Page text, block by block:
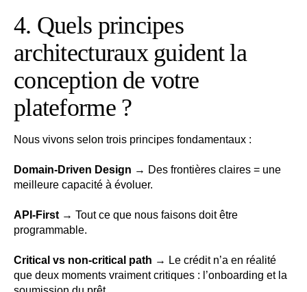
4. Quels principes
architecturaux guident la
conception de votre
plateforme ?
Nous vivons selon trois principes fondamentaux :
Domain-Driven Design → Des frontières claires = une
meilleure capacité à évoluer.
API-First → Tout ce que nous faisons doit être
programmable.
Critical vs non-critical path → Le crédit n’a en réalité
que deux moments vraiment critiques : l’onboarding et la